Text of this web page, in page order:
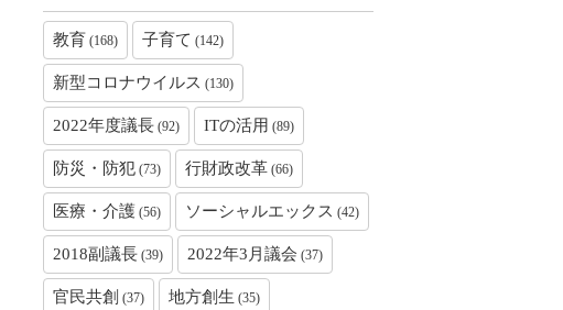
教育 (168) 子育て (142)
新型コロナウイルス (130)
2022年度議長 (92) ITの活用 (89)
防災・防犯 (73) 行財政改革 (66)
医療・介護 (56) ソーシャルエックス (42)
2018副議長 (39) 2022年3月議会 (37)
官民共創 (37) 地方創生 (35)